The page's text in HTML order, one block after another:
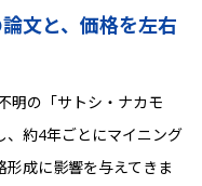
文と、価格を左右
明の「サトシ・ナカモ
、約4年ごとにマイニング
成に影響を与えてきま